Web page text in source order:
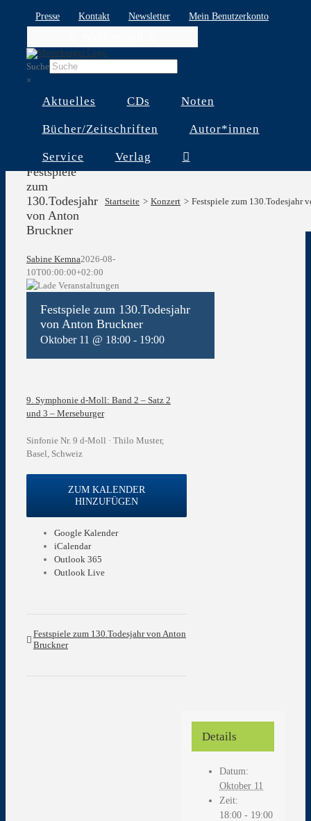
Presse Kontakt Newsletter
Mein Benutzerkonto
Suche
×
Aktuelles CDs Noten
Bücher/Zeitschriften Autor*innen
Service Verlag
Festspiele
zum
130.Todesjahr
von Anton
Bruckner
Startseite Konzert Festspiele zum 130.Todesjahr
Sabine Kemna2026-08-
10T00:00:00+02:00
Festspiele zum 130.Todesjahr
von Anton Bruckner
Oktober 11 @ 18:00 - 19:00
9. Symphonie d-Moll: Band 2 – Satz 2
und 3 – Merseburger
Sinfonie Nr. 9 d-Moll · Thilo Muster,
Basel, Schweiz
ZUM KALENDER
HINZUFÜGEN
Google Kalender
iCalendar
Outlook 365
Outlook Live
Festspiele zum 130.Todesjahr von Anton
Bruckner
Details
Datum:
Oktober 11
Zeit:
18:00 - 19:00